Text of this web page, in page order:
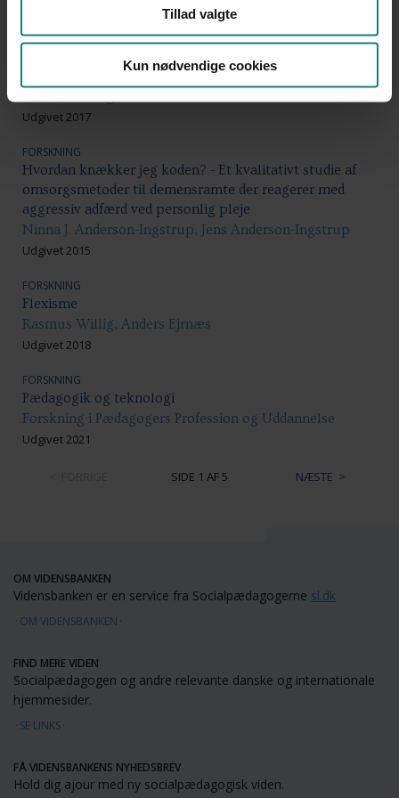
Tillad valgte
Kun nødvendige cookies
Voldsforebyggelse på botilbud og forsorgshjem
Udgivet 2017
FORSKNING
Hvordan knækker jeg koden? - Et kvalitativt studie af
omsorgsmetoder til demensramte der reagerer med
aggressiv adfærd ved personlig pleje
Ninna J. Anderson-Ingstrup, Jens Anderson-Ingstrup
Udgivet 2015
FORSKNING
Flexisme
Rasmus Willig, Anders Ejrnæs
Udgivet 2018
FORSKNING
Pædagogik og teknologi
Forskning i Pædagogers Profession og Uddannelse
Udgivet 2021
SIDE 1 AF 5 NÆSTE
OM VIDENSBANKEN
Vidensbanken er en service fra Socialpædagogerne sl.dk
OM VIDENSBANKEN
FIND MERE VIDEN
Socialpædagogen og andre relevante danske og internationale
hjemmesider.
SE LINKS
FÅ VIDENSBANKENS NYHEDSBREV
Hold dig ajour med ny socialpædagogisk viden.